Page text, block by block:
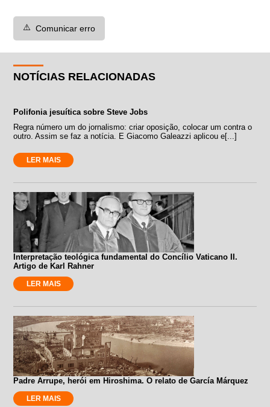
⚠️ Comunicar erro
NOTÍCIAS RELACIONADAS
Polifonia jesuítica sobre Steve Jobs
Regra número um do jornalismo: criar oposição, colocar um contra o
outro. Assim se faz a notícia. E Giacomo Galeazzi aplicou e[...]
LER MAIS
Interpretação teológica fundamental do Concílio Vaticano II.
Artigo de Karl Rahner
LER MAIS
Padre Arrupe, herói em Hiroshima. O relato de García Márquez
LER MAIS